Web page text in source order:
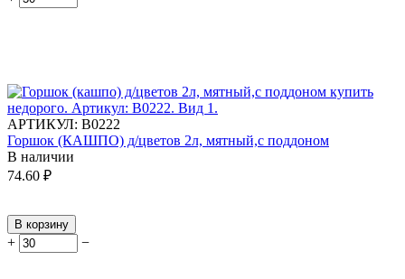
АРТИКУЛ: В0222
Горшок (КАШПО) д/цветов 2л, мятный,с поддоном
В наличии
74.60 ₽
В корзину
+ −